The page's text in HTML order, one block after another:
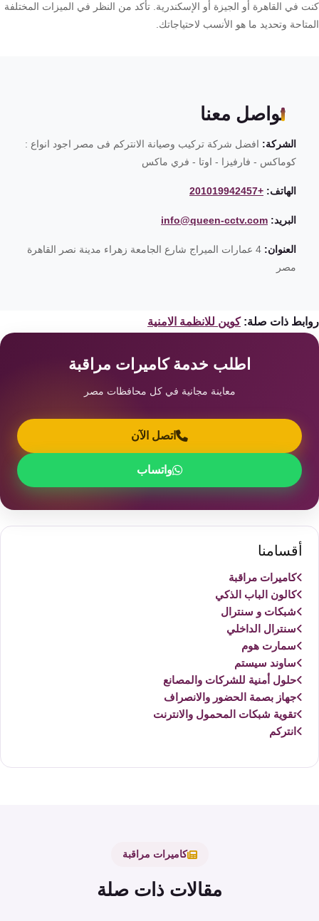
في القاهرة أو الجيزة أو الإسكندرية. تأكد من النظر في الميزات المختلفة
وتحديد ما هو الأنسب لاحتياجاتك.
تواصل معنا
الشركة:افضل شركة تركيب وصيانة الانتركم فى مصر اجود انواع :
كوماكس - فارفيزا - اوتا - فري ماكس
الهاتف: +201019942457
البريد: info@queen-cctv.com
العنوان:
4 عمارات الميراج شارع الجامعة زهراء مدينة نصر القاهرة
مصر
ذات صلة: كوين للانظمة الامنية
اطلب خدمة كاميرات مراقبة
معاينة مجانية في كل محافظات مصر
اتصل الآن
واتساب
أقسامنا
كاميرات مراقبة
كالون الباب الذكي
شبكات و سنترال
سنترال الداخلي
سمارت هوم
ساوند سيستم
حلول أمنية للشركات والمصانع
جهاز بصمة الحضور والانصراف
تقوية شبكات المحمول والانترنت
انتركم
كاميرات مراقبة
مقالات ذات صلة